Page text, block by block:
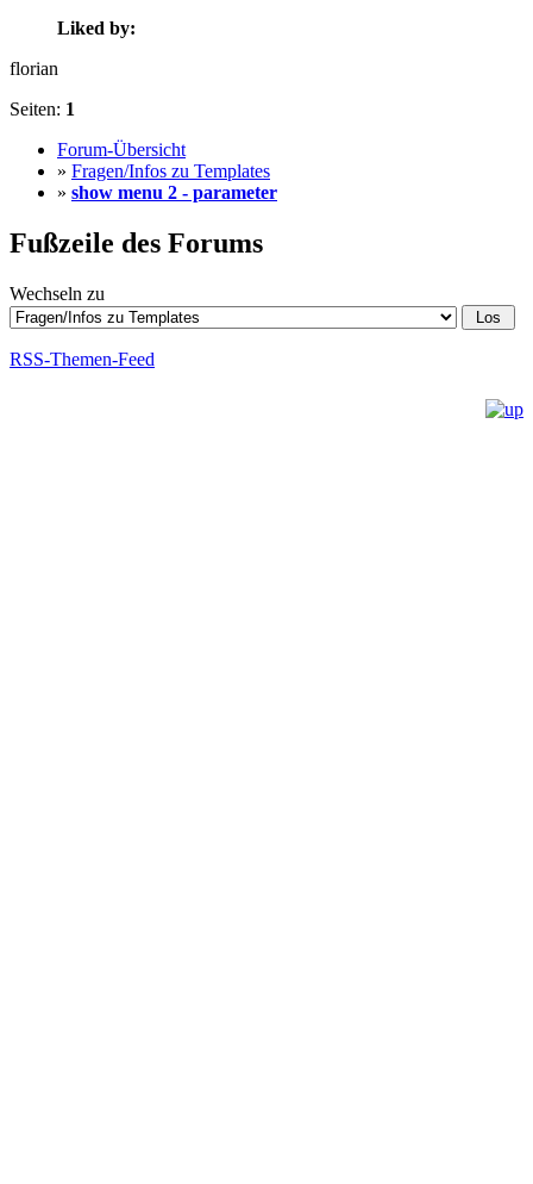
Liked by:
florian
Seiten: 1
Forum-Übersicht
» Fragen/Infos zu Templates
» show menu 2 - parameter
Fußzeile des Forums
Wechseln zu
RSS-Themen-Feed